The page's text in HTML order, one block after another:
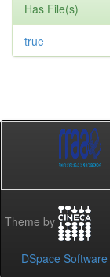
Has File(s)
true
Theme by
DSpace Software